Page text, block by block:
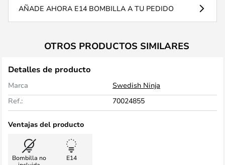
AÑADE AHORA E14 BOMBILLA A TU PEDIDO
OTROS PRODUCTOS SIMILARES
Detalles de producto
Marca
Swedish Ninja
Ref.:
70024855
Ventajas del producto
Bombilla no
E14